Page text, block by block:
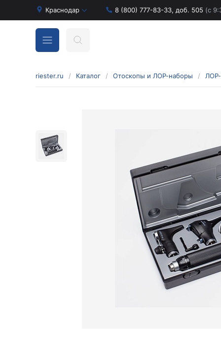
Краснодар 8 (800) 777-83-33, доб. 505 (с
Бинокулярные лупы
Оголовья для бинокулярных луп
Диагностические наборы отоскопов и
Диагностические наборы de luxe
Диагностические наборы e-scope
Диагностические наборы Econom
Диагностические наборы EliteVue
Диагностические наборы ri-scope L
Неврологические молоточки и аксессуары
Аксессуары для неврологических молоточков
riester.ru / Каталог / Отоскопы и ЛОР-наборы /